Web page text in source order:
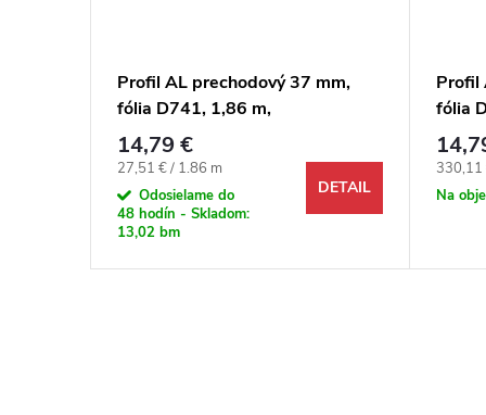
Profil AL prechodový 37 mm,
fólia D741, 1,86 m,
samolepiaco-narážací oblý, 3v1
Egger
14,79 €
Jednotková cena:
27,51 € / 1.86 m
Odosielame do
48 hodín - Skladom:
13,02 bm
DETAIL
Profil
fólia
Egger
330,11
Na